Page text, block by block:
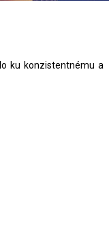
ku konzistentnému a